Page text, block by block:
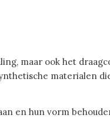
maar ook het
materialen
en hun vorm